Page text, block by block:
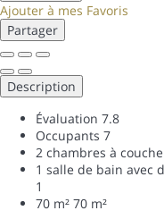
Ajouter à mes Favoris
Partager
Description
Évaluation 7.8
Occupants 7
2 chambres à
1 salle de bain avec
1
70 m² 70 m²